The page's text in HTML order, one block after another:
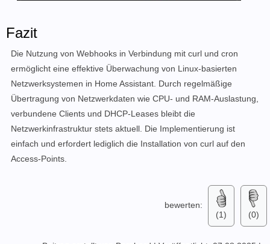
Fazit
Die Nutzung von Webhooks in Verbindung mit curl und cron
ermöglicht eine effektive Überwachung von Linux-basierten
Netzwerksystemen in Home Assistant. Durch regelmäßige
Übertragung von Netzwerkdaten wie CPU- und RAM-Auslastung,
verbundene Clients und DHCP-Leases bleibt die
Netzwerkinfrastruktur stets aktuell. Die Implementierung ist
einfach und erfordert lediglich die Installation von curl auf den
Access-Points.
bewerten:
(1)
(0)